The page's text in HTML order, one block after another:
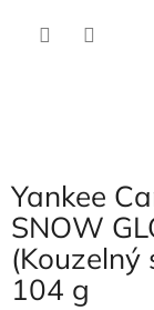
Yankee
SNOW
(Kouzelný
104 g